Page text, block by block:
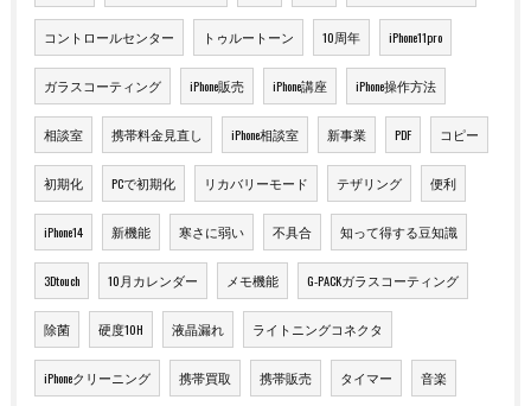
コントロールセンター トゥルートーン 10周年 iPhone11pro
ガラスコーティング iPhone販売 iPhone講座 iPhone操作方法
相談室 携帯料金見直し iPhone相談室 新事業 PDF コピー
初期化 PCで初期化 リカバリーモード テザリング 便利
iPhone14 新機能 寒さに弱い 不具合 知って得する豆知識
3Dtouch 10月カレンダー メモ機能 G-PACKガラスコーティング
除菌 硬度10H 液晶漏れ ライトニングコネクタ
iPhoneクリーニング 携帯買取 携帯販売 タイマー 音楽